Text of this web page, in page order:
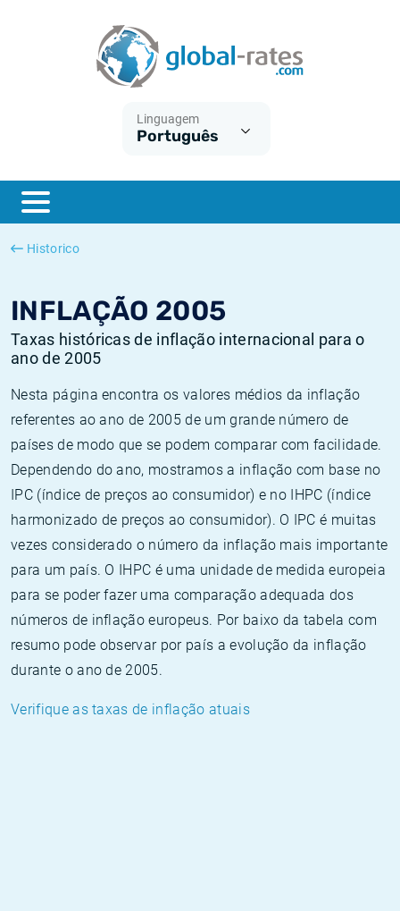
Linguagem
Português
Historico
INFLAÇÃO 2005
Taxas históricas de inflação internacional para o
ano de 2005
Nesta página encontra os valores médios da inflação
referentes ao ano de 2005 de um grande número de
países de modo que se podem comparar com facilidade.
Dependendo do ano, mostramos a inflação com base no
IPC (índice de preços ao consumidor) e no IHPC (índice
harmonizado de preços ao consumidor). O IPC é muitas
vezes considerado o número da inflação mais importante
para um país. O IHPC é uma unidade de medida europeia
para se poder fazer uma comparação adequada dos
números de inflação europeus. Por baixo da tabela com
resumo pode observar por país a evolução da inflação
durante o ano de 2005.
Verifique as taxas de inflação atuais
ESTER
SONIA
O que é a inflação do IPC?
O que é a inflação do IHPC?
Inflação Estados Unidos
Inflação Europa
Taxas Euribor históricas
Taxas ESTER históricas
Taxas SONIA históricas
Taxas TONAR históricas
Calculadora de inflação